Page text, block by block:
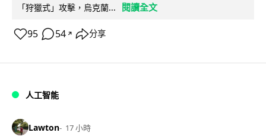
「狩獵式」攻擊，烏克蘭...
閱讀全文
95 54 ↗ 分享
人工智能
Lawton 17 小時